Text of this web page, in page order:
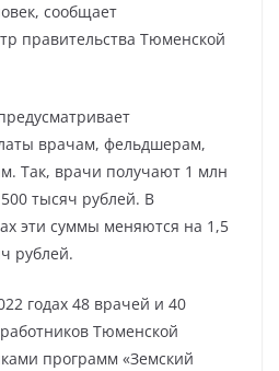
сообщает
правительства Тюменской
врачам, фельдшерам,
Так, врачи получают 1 млн
тысяч рублей. В
эти суммы меняются на 1,5
рублей.
годах 48 врачей и 40
Тюменской
программ «Земский